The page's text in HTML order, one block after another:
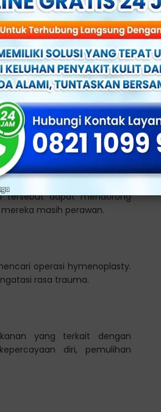
operasi hymenoplasty.
simbol keperawanan.
atau agama tertentu.
tersebut dapat mendorong
masih perawan.
operasi hymenoplasty.
rasa trauma.
yang terkait dengan
diri, pemulihan